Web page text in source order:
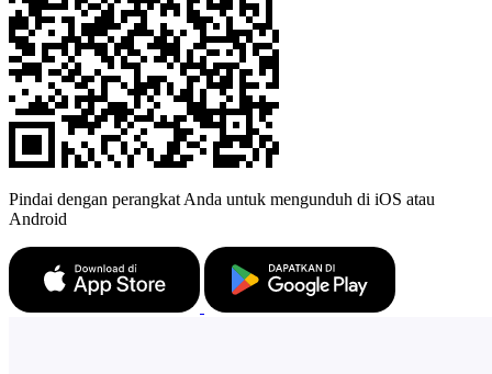
Pindai dengan perangkat Anda untuk mengunduh di iOS atau
Android